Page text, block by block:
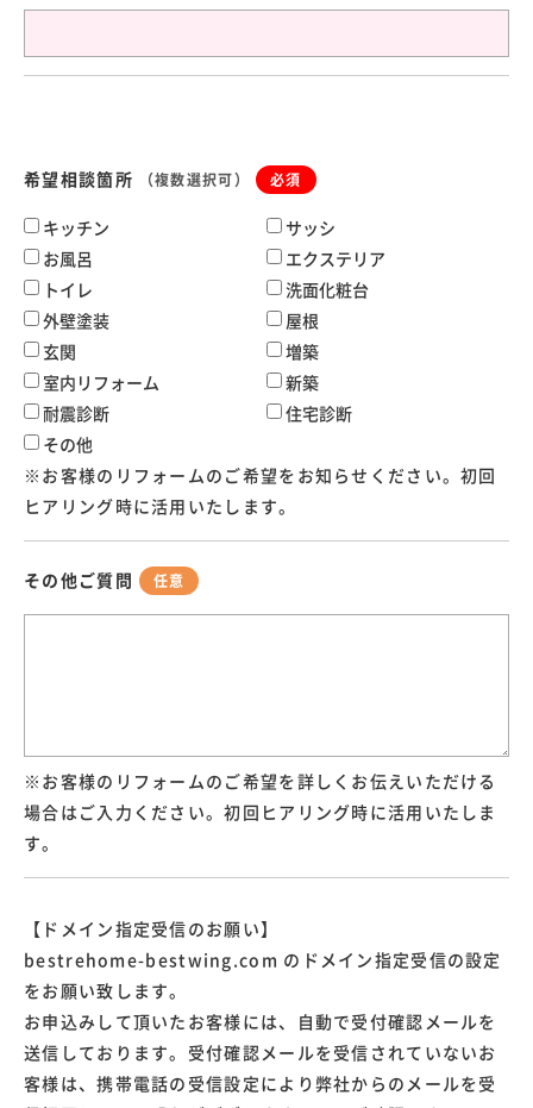
希望相談箇所 （複数選択可） 必須
キッチン
サッシ
お風呂
エクステリア
トイレ
洗面化粧台
外壁塗装
屋根
玄関
増築
室内リフォーム
新築
耐震診断
住宅診断
その他
※お客様のリフォームのご希望をお知らせください。初回
ヒアリング時に活用いたします。
その他ご質問 任意
※お客様のリフォームのご希望を詳しくお伝えいただける
場合はご入力ください。初回ヒアリング時に活用いたしま
す。
【ドメイン指定受信のお願い】
bestrehome-bestwing.com のドメイン指定受信の設定
をお願い致します。
お申込みして頂いたお客様には、自動で受付確認メールを
送信しております。受付確認メールを受信されていないお
客様は、携帯電話の受信設定により弊社からのメールを受